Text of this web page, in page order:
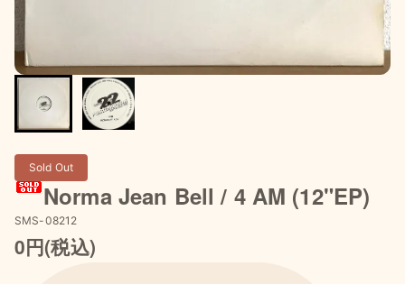
Sold Out
Norma Jean Bell / 4 AM (12"EP)
SMS-08212
0円(税込)